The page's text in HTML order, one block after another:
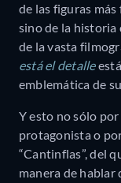
de las figuras más
sino de la historia
de la vasta
está el detalle
emblemática de
Y esto no sólo
protagonista o
“Cantinflas”, del
manera de hablar